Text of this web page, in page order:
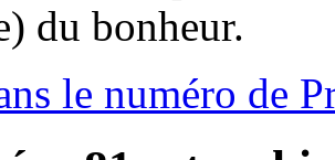
du bonheur.
le numéro de